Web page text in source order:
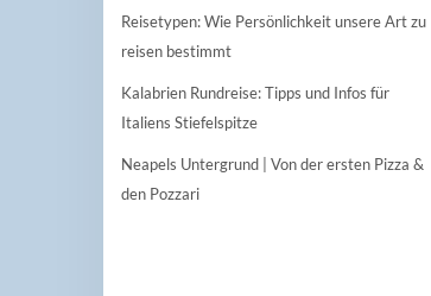
Reisetypen: Wie Persönlichkeit unsere Art zu
reisen bestimmt
Kalabrien Rundreise: Tipps und Infos für
Italiens Stiefelspitze
Neapels Untergrund | Von der ersten Pizza &
den Pozzari